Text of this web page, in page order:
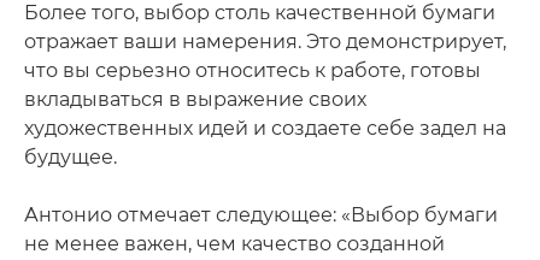
Более того, выбор столь качественной бумаги
отражает ваши намерения. Это демонстрирует,
что вы серьезно относитесь к работе, готовы
вкладываться в выражение своих
художественных идей и создаете себе задел на
будущее.
Антонио отмечает следующее: «Выбор бумаги
не менее важен, чем качество созданной